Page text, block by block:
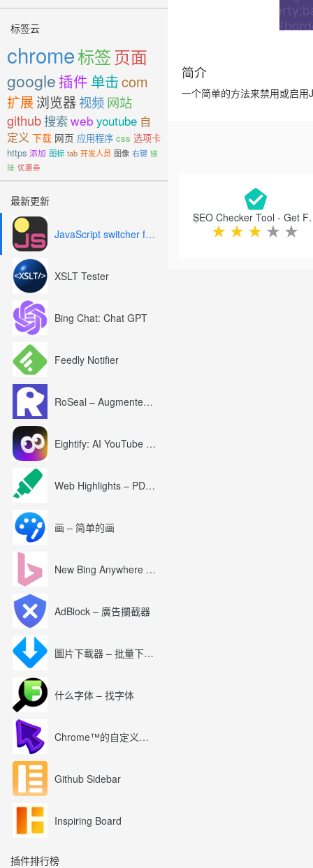
标签云
chrome标签页面
google 插件 单击com
扩展浏览器 视频网站
github搜索web youtube 自
定义 下载 网页 应用程序 css 选项卡
https 添加 图标 tab 开发人员 图像 右键 链
接 优惠券
最新更新
JavaScript switcher for SEO and development
XSLT Tester
Bing Chat: Chat GPT
Feedly Notifier
RoSeal – Augmented Roblox Experience
Eightify: AI YouTube Summary with ChatGPT
Web Highlights – PDF & Web Highlighter
画 – 简单的画
New Bing Anywhere (Bing Chat GPT-4)
AdBlock – 廣告攔截器
圖片下載器 – 批量下載圖片
什么字体 – 找字体
Chrome™的自定义光标
Github Sidebar
Inspiring Board
插件排行榜
简介
一个简单的方法来禁用或启
SEO
★ ★ ★ ★ ★